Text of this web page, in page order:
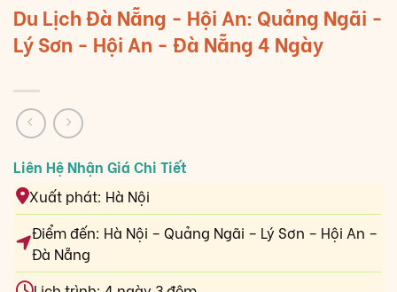
Du Lịch Đà Nẵng - Hội An: Quảng Ngãi -
Lý Sơn - Hội An - Đà Nẵng 4 Ngày
Xuất phát: Hà Nội
Điểm đến: Hà Nội – Quảng Ngãi – Lý Sơn – Hội An –
Đà Nẵng